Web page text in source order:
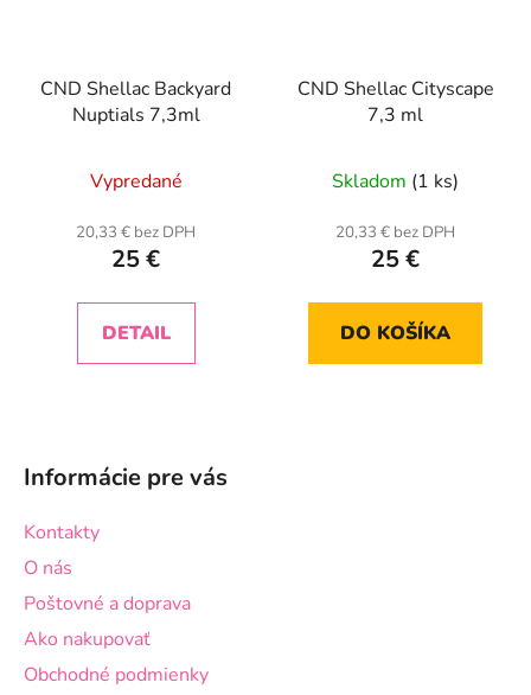
CND Shellac Backyard
Nuptials 7,3ml
Vypredané
20,33 € bez DPH
25 €
DETAIL
CND Shellac Cityscape
7,3 ml
Skladom (1 ks)
20,33 € bez DPH
25 €
DO KOŠÍKA
Informácie pre vás
Kontakty
O nás
Poštovné a doprava
Ako nakupovať
Obchodné podmienky